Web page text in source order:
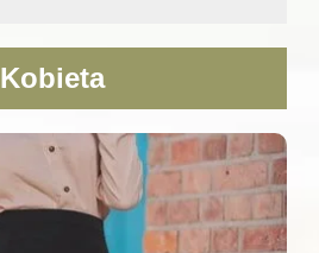
Kobieta